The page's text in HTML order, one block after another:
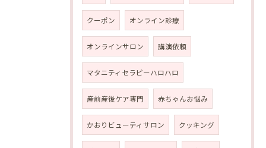
クーポン オンライン診療
オンラインサロン 講演依頼
マタニティセラピーハロハロ
産前産後ケア専門 赤ちゃんお悩み
かおりビューティサロン クッキング